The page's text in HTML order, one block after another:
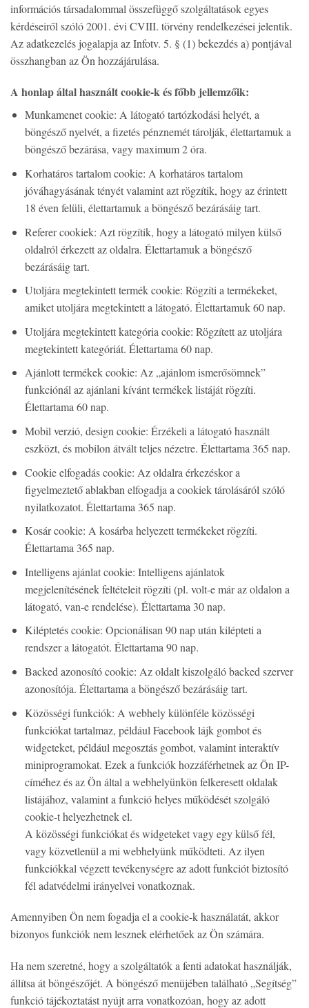
információs társadalommal összefüggő szolgáltatások egyes
kérdéseiről szóló 2001. évi CVIII. törvény rendelkezései jelentik.
Az adatkezelés jogalapja az Infotv. 5. § (1) bekezdés a) pontjával
összhangban az Ön hozzájárulása.
A honlap által használt cookie-k és főbb jellemzőik:
Munkamenet cookie: A látogató tartózkodási helyét, a
böngésző nyelvét, a fizetés pénznemét tárolják, élettartamuk a
böngésző bezárása, vagy maximum 2 óra.
Korhatáros tartalom cookie: A korhatáros tartalom
jóváhagyásának tényét valamint azt rögzítik, hogy az érintett
18 éven felüli, élettartamuk a böngésző bezárásáig tart.
Referer cookiek: Azt rögzítik, hogy a látogató milyen külső
oldalról érkezett az oldalra. Élettartamuk a böngésző
bezárásáig tart.
Utoljára megtekintett termék cookie: Rögzíti a termékeket,
amiket utoljára megtekintett a látogató. Élettartamuk 60 nap.
Utoljára megtekintett kategória cookie: Rögzített az utoljára
megtekintett kategóriát. Élettartama 60 nap.
Ajánlott termékek cookie: Az „ajánlom ismerősömnek”
funkciónál az ajánlani kívánt termékek listáját rögzíti.
Élettartama 60 nap.
Mobil verzió, design cookie: Érzékeli a látogató használt
eszközt, és mobilon átvált teljes nézetre. Élettartama 365 nap.
Cookie elfogadás cookie: Az oldalra érkezéskor a
figyelmeztető ablakban elfogadja a cookiek tárolásáról szóló
nyilatkozatot. Élettartama 365 nap.
Kosár cookie: A kosárba helyezett termékeket rögzíti.
Élettartama 365 nap.
Intelligens ajánlat cookie: Intelligens ajánlatok
megjelenítésének feltételeit rögzíti (pl. volt-e már az oldalon a
látogató, van-e rendelése). Élettartama 30 nap.
Kiléptetés cookie: Opcionálisan 90 nap után kilépteti a
rendszer a látogatót. Élettartama 90 nap.
Backed azonosító cookie: Az oldalt kiszolgáló backed szerver
azonosítója. Élettartama a böngésző bezárásáig tart.
Közösségi funkciók: A webhely különféle közösségi
funkciókat tartalmaz, például Facebook lájk gombot és
widgeteket, például megosztás gombot, valamint interaktív
miniprogramokat. Ezek a funkciók hozzáférhetnek az Ön IP-
címéhez és az Ön által a webhelyünkön felkeresett oldalak
listájához, valamint a funkció helyes működését szolgáló
cookie-t helyezhetnek el.
A közösségi funkciókat és widgeteket vagy egy külső fél,
vagy közvetlenül a mi webhelyünk működteti. Az ilyen
funkciókkal végzett tevékenységre az adott funkciót biztosító
fél adatvédelmi irányelvei vonatkoznak.
Amennyiben Ön nem fogadja el a cookie-k használatát, akkor
bizonyos funkciók nem lesznek elérhetőek az Ön számára.
Ha nem szeretné, hogy a szolgáltatók a fenti adatokat használják,
állítsa át böngészőjét. A böngésző menüjében található „Segítség”
funkció tájékoztatást nyújt arra vonatkozóan, hogy az adott